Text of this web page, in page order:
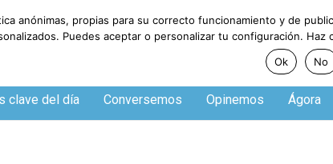
2026
clave del día Conversemos Opinemos Ágora
anónimas, propias para su correcto funcionamiento y de
Puedes aceptar o personalizar tu configuración. Haz
Ok
No